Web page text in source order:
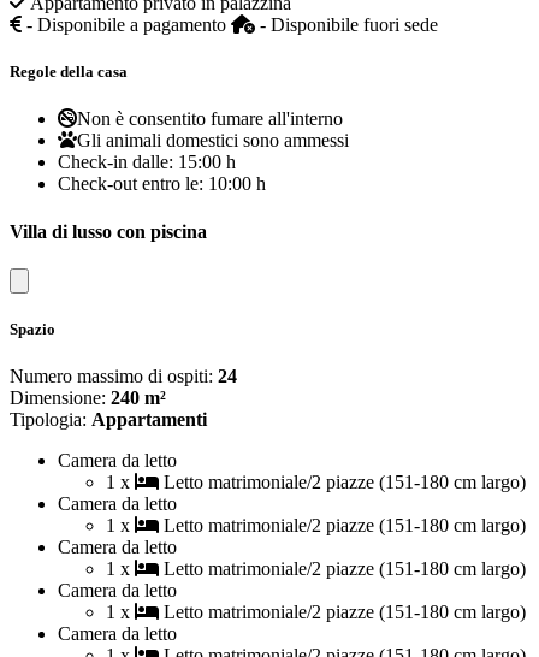
- Disponibile a pagamento
- Disponibile fuori sede
Regole della casa
Non è consentito fumare all'interno
Gli animali domestici sono ammessi
Check-in dalle: 15:00 h
Check-out entro le: 10:00 h
Villa di lusso con piscina
Close modal
Spazio
Numero massimo di ospiti: 24
Dimensione: 240 m²
Tipologia: Appartamenti
Camera da letto
1 x
Letto matrimoniale/2 piazze (151-180 cm largo)
Camera da letto
1 x
Letto matrimoniale/2 piazze (151-180 cm largo)
Camera da letto
1 x
Letto matrimoniale/2 piazze (151-180 cm largo)
Camera da letto
1 x
Letto matrimoniale/2 piazze (151-180 cm largo)
Camera da letto